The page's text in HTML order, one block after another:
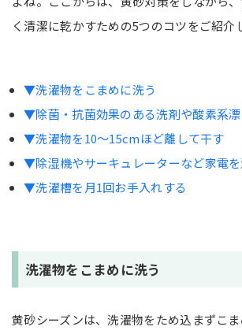
く清潔に乾かすための5つのコツをご紹介
▼洗濯物をこまめに洗う
▼除菌・抗菌効果のある洗剤や酸素系
▼洗濯物を10〜15cmほど離して干す
▼除湿機やサーキュレーターなど家電を
▼洗濯槽を月1回お手入れする
洗濯物をこまめに洗う
黄砂シーズンは、洗濯物をため込まずこ